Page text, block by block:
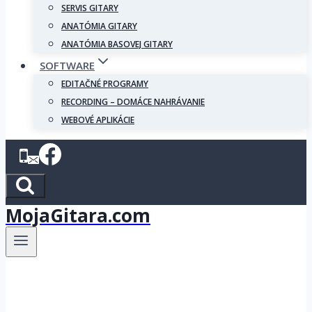
SERVIS GITARY
ANATÓMIA GITARY
ANATÓMIA BASOVEJ GITARY
SOFTWARE
EDITAČNÉ PROGRAMY
RECORDING – DOMÁCE NAHRÁVANIE
WEBOVÉ APLIKÁCIE
MojaGitara.com